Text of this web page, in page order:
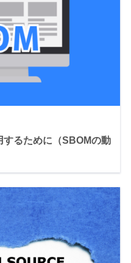
するために（SBOMの動